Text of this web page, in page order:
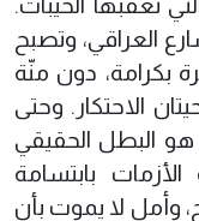
تعقبها الخيبات.
العراقي، وتصبح
بكرامة، دون منّة
الاحتكار. وحتى
هو البطل الحقيقي
بابتسامة
وأمل لا يموت بأن